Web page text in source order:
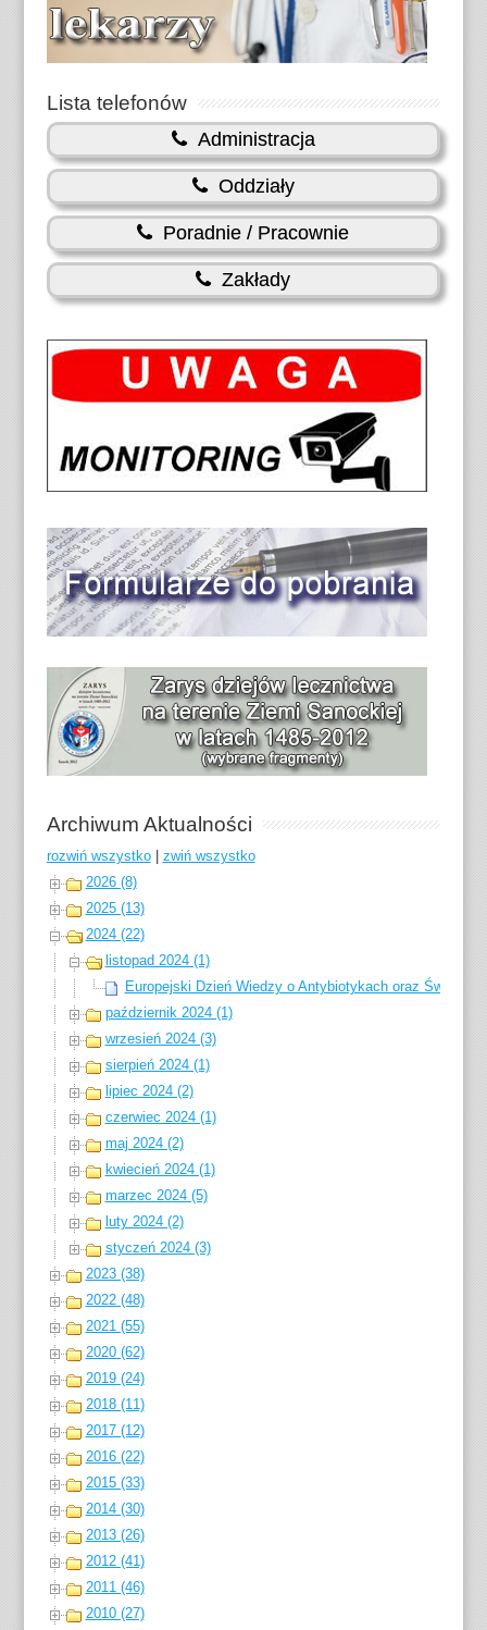
Lista telefonów
Administracja
Oddziały
Poradnie / Pracownie
Zakłady
Archiwum Aktualności
rozwiń wszystko| zwiń wszystko
2026 (8)
2025 (13)
2024 (22)
listopad 2024 (1)
Europejski Dzień Wiedzy o Antybiotykach oraz
październik 2024 (1)
wrzesień 2024 (3)
sierpień 2024 (1)
lipiec 2024 (2)
czerwiec 2024 (1)
maj 2024 (2)
kwiecień 2024 (1)
marzec 2024 (5)
luty 2024 (2)
styczeń 2024 (3)
2023 (38)
2022 (48)
2021 (55)
2020 (62)
2019 (24)
2018 (11)
2017 (12)
2016 (22)
2015 (33)
2014 (30)
2013 (26)
2012 (41)
2011 (46)
2010 (27)